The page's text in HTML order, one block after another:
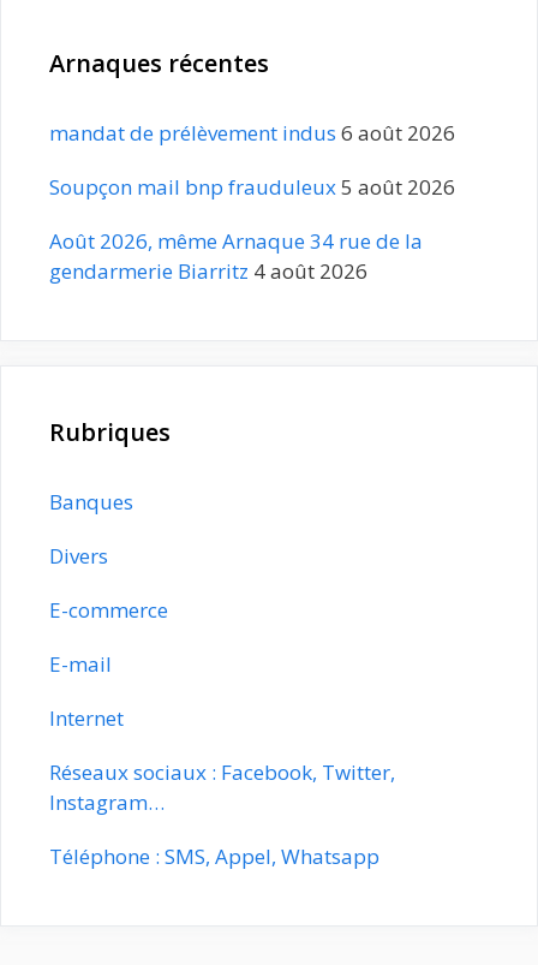
Arnaques récentes
mandat de prélèvement indus 6 août 2026
Soupçon mail bnp frauduleux5 août 2026
Août 2026, même Arnaque 34 rue de la
gendarmerie Biarritz 4 août 2026
Rubriques
Banques
Divers
E-commerce
E-mail
Internet
Réseaux sociaux : Facebook, Twitter,
Instagram…
Téléphone : SMS, Appel, Whatsapp